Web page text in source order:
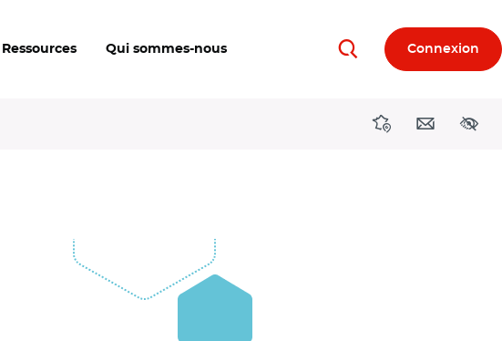
Ressources Qui sommes-nous RechercherConnexion
DirectionsContact